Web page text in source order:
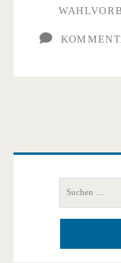
Primäre
nach: